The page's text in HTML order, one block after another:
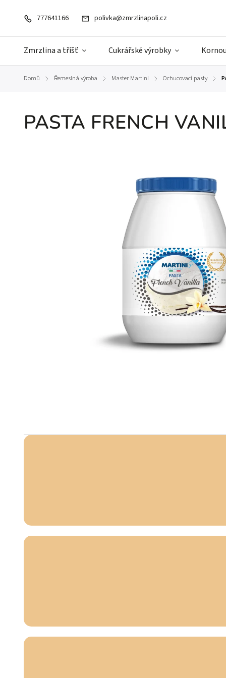
777641166 polivka@zmrzlinapoli.cz
Zmrzlina a tříšť Cukrářské výrobky
Domů / Řemeslná výroba / Master Martini / Ochucovací pasty /
PASTA FRENCH